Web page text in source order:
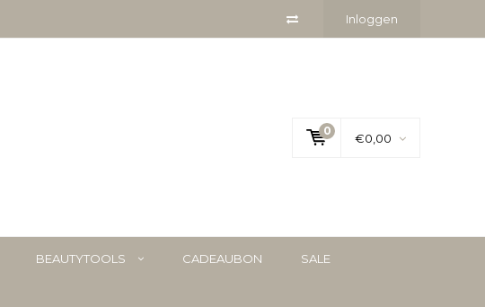
Inloggen
0
€0,00
BEAUTYTOOLS CADEAUBON SALE